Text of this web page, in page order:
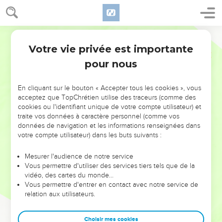
NE MANQUEZ PAS L’ÉVÉNEMENT
DE L’ANNÉE !
ET SI LEURS ERREURS POUVAIENT VOUS ÉVITER LES
VOTRES ?
leur foi ou leur vision. Mais on voit moins les doutes, les erreurs
et les saisons difficiles qu'ils ont traversés, alors même que ce
sont elles qui les ont façonnés.
Dans cette conférence, leaders, entrepreneurs, et responsables
clés pour avancer avec plus de sagesse afin que leurs erreurs
Votre vie privée est importante
pour nous
En cliquant sur le bouton « Accepter tous les cookies », vous
acceptez que TopChrétien utilise des traceurs (comme des
cookies ou l'identifiant unique de votre compte utilisateur) et
traite vos données à caractère personnel (comme vos
données de navigation et les informations renseignées dans
votre compte utilisateur) dans les buts suivants :
Mesurer l'audience de notre service
Vous permettre d'utiliser des services tiers tels que de la
vidéo, des cartes du monde…
Vous permettre d'entrer en contact avec notre service de
relation aux utilisateurs.
Choisir mes cookies